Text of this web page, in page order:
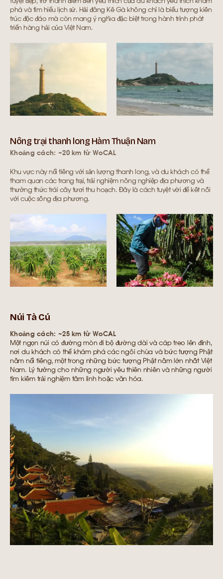
tuyệt đẹp, trở thành điểm đến yêu thích của du khách yêu thích khám
phá và tìm hiểu lịch sử. Hải đăng Kê Gà không chỉ là biểu tượng kiến
trúc độc đáo mà còn mang ý nghĩa đặc biệt trong hành trình phát
triển hàng hải của Việt Nam.
Nông trại thanh long Hàm Thuận Nam
Khoảng cách: ~20 km từ WoCAL
Khu vực này nổi tiếng với sản lượng thanh long, và du khách có thể
tham quan các trang trại, trải nghiệm nông nghiệp địa phương và
thưởng thức trái cây tươi thu hoạch. Đây là cách tuyệt vời để kết nối
với cuộc sống địa phương.
Núi Tà Cú
Khoảng cách: ~25 km từ WoCAL
Một ngọn núi có đường mòn đi bộ đường dài và cáp treo lên đỉnh,
nơi du khách có thể khám phá các ngôi chùa và bức tượng Phật
nằm nổi tiếng, một trong những bức tượng Phật nằm lớn nhất Việt
Nam. Lý tưởng cho những người yêu thiên nhiên và những người
tìm kiếm trải nghiệm tâm linh hoặc văn hóa.